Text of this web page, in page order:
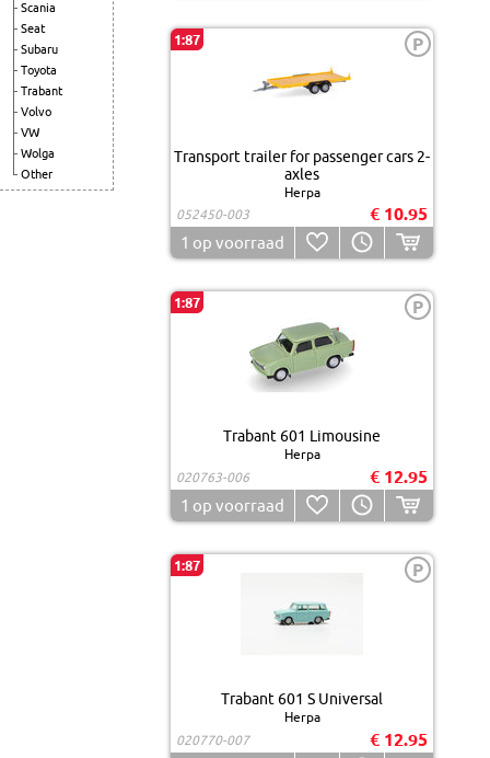
Scania
Seat
Subaru
Toyota
Trabant
Volvo
VW
Wolga
Other
1:87 P
Transport trailer for passenger cars 2-
axles
Herpa
052450-003
€ 10.95
1 op voorraad
1:87 P
Trabant 601 Limousine
Herpa
020763-006
€ 12.95
1 op voorraad
1:87 P
Trabant 601 S Universal
Herpa
020770-007
€ 12.95